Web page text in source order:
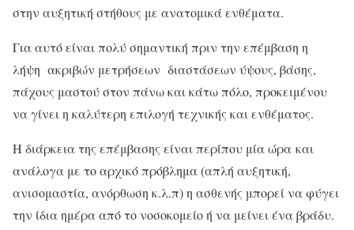
στην αυξητική στήθους με ανατομικά ενθέματα.
Για αυτό είναι πολύ σημαντική πριν την επέμβαση η
λήψη ακριβών μετρήσεων διαστάσεων ύψους, βάσης,
πάχους μαστού στον πάνω και κάτω πόλο, προκειμένου
να γίνει η καλύτερη επιλογή τεχνικής και ενθέματος.
Η διάρκεια της επέμβασης είναι περίπου μία ώρα και
ανάλογα με το αρχικό πρόβλημα (απλή αυξητική,
ανισομαστία, ανόρθωση κ.λ.π) η ασθενής μπορεί να φύγει
την ίδια ημέρα από το νοσοκομείο ή να μείνει ένα βράδυ.